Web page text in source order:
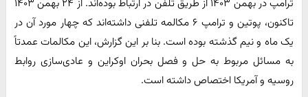
ترامپ در بهمن ۱۴۰۳ از طریق تلفن در ارتباط بوده‌اند. از ۲۴ بهمن ۱۴۰۳
تاکنون، پوتین و ترامپ ۶ مکالمه تلفنی داشته‌اند که چهار مورد آن در
یک ماه و نیم گذشته بوده است. بنا بر این گزارش، این مکالمات عمدتاً
به مسائل مربوط به حل و فصل بحران اوکراین و عادی‌سازی روابط
روسیه و آمریکا اختصاص داشته است.